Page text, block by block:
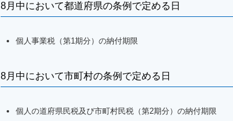
8月中において都道府県の条例で定める日
個人事業税（第1期分）の納付期限
8月中において市町村の条例で定める日
個人の道府県民税及び市町村民税（第2期分）の納付期限